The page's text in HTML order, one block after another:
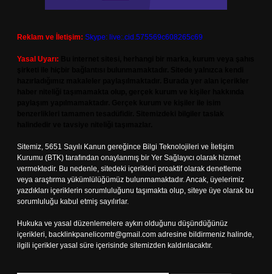
Reklam ve İletişim: Skype: live:.cid.575569c608265c69
Yasal Uyarı:
Sitemiz, 5651 Sayılı Kanun gereğince Bilgi Teknolojileri ve İletişim
Kurumu (BTK) tarafından onaylanmış bir Yer Sağlayıcı olarak hizmet
vermektedir. Bu nedenle, sitedeki içerikleri proaktif olarak denetleme
veya araştırma yükümlülüğümüz bulunmamaktadır. Ancak, üyelerimiz
yazdıkları içeriklerin sorumluluğunu taşımakta olup, siteye üye olarak bu
sorumluluğu kabul etmiş sayılırlar.
Hukuka ve yasal düzenlemelere aykırı olduğunu düşündüğünüz
içerikleri, backlinkpanelicomtr@gmail.com adresine bildirmeniz halinde,
ilgili içerikler yasal süre içerisinde sitemizden kaldırılacaktır.